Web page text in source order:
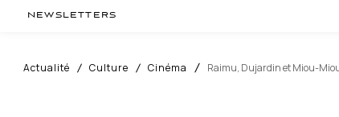
NEWSLETTERS
Actualité Culture Cinéma Raimu, Dujardin et Miou-